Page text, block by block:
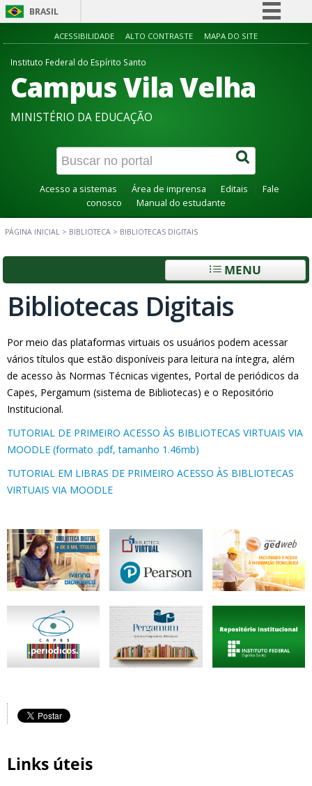
BRASIL
Simplifique!
Participe
Acesso à informação
Canais
ACESSIBILIDADE ALTO CONTRASTE MAPA DO SITE
Instituto Federal do Espírito Santo
Campus Vila Velha
MINISTÉRIO DA EDUCAÇÃO
Acesso a sistemas Área de imprensa Editais
Fale
conosco
Manual do estudante
PÁGINA INICIAL > BIBLIOTECA > BIBLIOTECAS DIGITAIS
MENU
Bibliotecas Digitais
Por meio das plataformas virtuais os usuários podem acessar
vários títulos que estão disponíveis para leitura na íntegra, além
de acesso às Normas Técnicas vigentes, Portal de periódicos da
Capes, Pergamum (sistema de Bibliotecas) e o Repositório
Institucional.
TUTORIAL DE PRIMEIRO ACESSO ÀS BIBLIOTECAS VIRTUAIS VIA
MOODLE (formato .pdf, tamanho 1.46mb)
TUTORIAL EM LIBRAS DE PRIMEIRO ACESSO ÀS BIBLIOTECAS
VIRTUAIS VIA MOODLE
Links úteis